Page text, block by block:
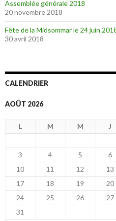
Assemblée générale 2018
20 novembre 2018
Fête de la Midsommar le 24 juin
30 avril 2018
CALENDRIER
AOÛT 2026
L M M J
3
4 5 6
10
11 12 13
17
18 19 20
24
25 26 27
31